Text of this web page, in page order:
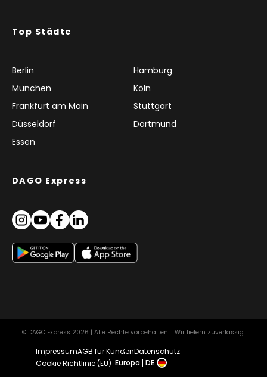
Top Städte
Berlin
Hamburg
München
Köln
Frankfurt am Main
Stuttgart
Düsseldorf
Dortmund
Essen
DAGO Express
© DAGO Express 2026 | Alle Rechte vorbehalten. | Wir liefern zuverlässig.
ImpressumAGB für KundenDatenschutz
Cookie Richtlinie (EU) Europa DE